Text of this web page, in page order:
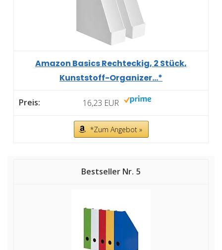
Amazon Basics Rechteckig, 2 Stück,
Kunststoff-Organizer...*
16,23 EUR
*Zum Angebot »
5